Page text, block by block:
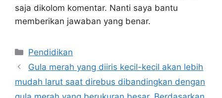
saja dikolom komentar. Nanti saya bantu
memberikan jawaban yang benar.
Kategori
Pendidikan
Gula merah yang diiris kecil-kecil akan lebih
mudah larut saat direbus dibandingkan dengan